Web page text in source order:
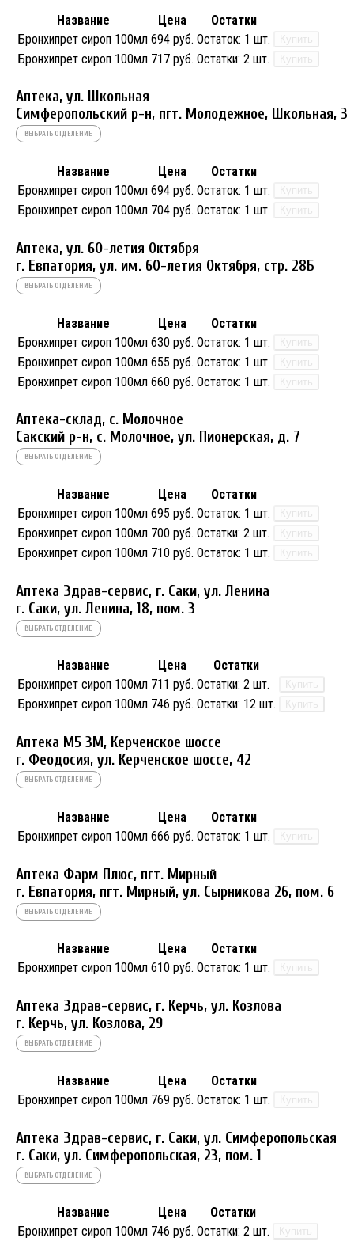
Название Цена
Остатки
Бронхипрет сироп 100мл 694 руб. Остаток: 1 шт. Купить
Бронхипрет сироп 100мл 717 руб. Остатки: 2 шт. Купить
Аптека, ул. Школьная
Симферопольский р-н, пгт. Молодежное, Школьная, 3
ВЫБРАТЬ ОТДЕЛЕНИЕ
Название Цена
Остатки
Бронхипрет сироп 100мл 694 руб. Остаток: 1 шт. Купить
Бронхипрет сироп 100мл 704 руб. Остаток: 1 шт. Купить
Аптека, ул. 60-летия Октября
г. Евпатория, ул. им. 60-летия Октября, стр. 28Б
ВЫБРАТЬ ОТДЕЛЕНИЕ
Название Цена
Остатки
Бронхипрет сироп 100мл 630 руб. Остаток: 1 шт. Купить
Бронхипрет сироп 100мл 655 руб. Остаток: 1 шт. Купить
Бронхипрет сироп 100мл 660 руб. Остаток: 1 шт. Купить
Аптека-склад, с. Молочное
Сакский р-н, с. Молочное, ул. Пионерская, д. 7
ВЫБРАТЬ ОТДЕЛЕНИЕ
Название Цена
Остатки
Бронхипрет сироп 100мл 695 руб. Остаток: 1 шт. Купить
Бронхипрет сироп 100мл 700 руб. Остатки: 2 шт. Купить
Бронхипрет сироп 100мл 710 руб. Остаток: 1 шт. Купить
Аптека Здрав-сервис, г. Саки, ул. Ленина
г. Саки, ул. Ленина, 18, пом. 3
ВЫБРАТЬ ОТДЕЛЕНИЕ
Название Цена
Остатки
Бронхипрет сироп 100мл 711 руб. Остатки: 2 шт. Купить
Бронхипрет сироп 100мл 746 руб. Остатки: 12 шт. Купить
Аптека М5 3М, Керченское шоссе
г. Феодосия, ул. Керченское шоссе, 42
ВЫБРАТЬ ОТДЕЛЕНИЕ
Название Цена
Остатки
Бронхипрет сироп 100мл 666 руб. Остаток: 1 шт. Купить
Аптека Фарм Плюс, пгт. Мирный
г. Евпатория, пгт. Мирный, ул. Сырникова 26, пом. 6
ВЫБРАТЬ ОТДЕЛЕНИЕ
Название Цена
Остатки
Бронхипрет сироп 100мл 610 руб. Остаток: 1 шт. Купить
Аптека Здрав-сервис, г. Керчь, ул. Козлова
г. Керчь, ул. Козлова, 29
ВЫБРАТЬ ОТДЕЛЕНИЕ
Название Цена
Остатки
Бронхипрет сироп 100мл 769 руб. Остаток: 1 шт. Купить
Аптека Здрав-сервис, г. Саки, ул. Симферопольская
г. Саки, ул. Симферопольская, 23, пом. 1
ВЫБРАТЬ ОТДЕЛЕНИЕ
Название Цена
Остатки
Бронхипрет сироп 100мл 746 руб. Остатки: 2 шт. Купить